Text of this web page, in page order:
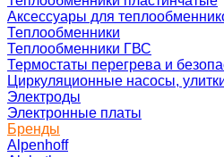
Аксессуары для
Теплообменники
Теплообменники ГВС
Термостаты перегрева и
Циркуляционные насосы,
Электроды
Электронные платы
Бренды
Alpenhoff